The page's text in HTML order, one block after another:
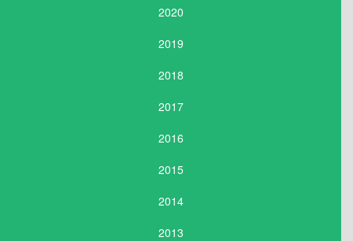
2020
2019
2018
2017
2016
2015
2014
2013